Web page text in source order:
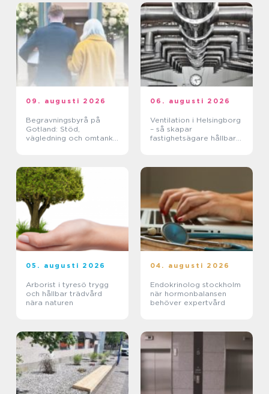
09. augusti 2026
Begravningsbyrå på
Gotland: Stöd,
vägledning och omtanke
06. augusti 2026
Ventilation i Helsingborg
– så skapar
fastighetsägare hållbara
05. augusti 2026
Arborist i tyresö trygg
och hållbar trädvård
nära naturen
04. augusti 2026
Endokrinolog stockholm
när hormonbalansen
behöver expertvård